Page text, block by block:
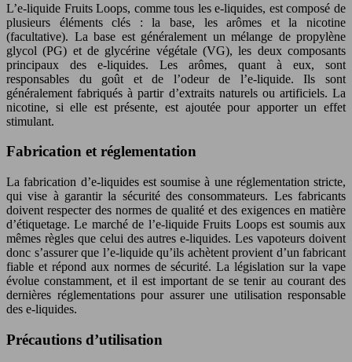
L’e-liquide Fruits Loops, comme tous les e-liquides, est composé de
plusieurs éléments clés : la base, les arômes et la nicotine
(facultative). La base est généralement un mélange de propylène
glycol (PG) et de glycérine végétale (VG), les deux composants
principaux des e-liquides. Les arômes, quant à eux, sont
responsables du goût et de l’odeur de l’e-liquide. Ils sont
généralement fabriqués à partir d’extraits naturels ou artificiels. La
nicotine, si elle est présente, est ajoutée pour apporter un effet
stimulant.
Fabrication et réglementation
La fabrication d’e-liquides est soumise à une réglementation stricte,
qui vise à garantir la sécurité des consommateurs. Les fabricants
doivent respecter des normes de qualité et des exigences en matière
d’étiquetage. Le marché de l’e-liquide Fruits Loops est soumis aux
mêmes règles que celui des autres e-liquides. Les vapoteurs doivent
donc s’assurer que l’e-liquide qu’ils achètent provient d’un fabricant
fiable et répond aux normes de sécurité. La législation sur la vape
évolue constamment, et il est important de se tenir au courant des
dernières réglementations pour assurer une utilisation responsable
des e-liquides.
Précautions d’utilisation